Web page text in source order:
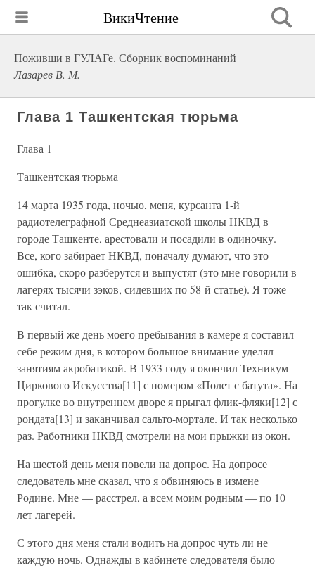
ВикиЧтение
Поживши в ГУЛАГе. Сборник воспоминаний
Лазарев В. М.
Глава 1 Ташкентская тюрьма
Глава 1
Ташкентская тюрьма
14 марта 1935 года, ночью, меня, курсанта 1-й
радиотелеграфной Среднеазиатской школы НКВД в
городе Ташкенте, арестовали и посадили в одиночку.
Все, кого забирает НКВД, поначалу думают, что это
ошибка, скоро разберутся и выпустят (это мне говорили в
лагерях тысячи зэков, сидевших по 58-й статье). Я тоже
так считал.
В первый же день моего пребывания в камере я составил
себе режим дня, в котором большое внимание уделял
занятиям акробатикой. В 1933 году я окончил Техникум
Циркового Искусства[11] с номером «Полет с батута». На
прогулке во внутреннем дворе я прыгал флик-фляки[12] с
рондата[13] и заканчивал сальто-мортале. И так несколько
раз. Работники НКВД смотрели на мои прыжки из окон.
На шестой день меня повели на допрос. На допросе
следователь мне сказал, что я обвиняюсь в измене
Родине. Мне — расстрел, а всем моим родным — по 10
лет лагерей.
С этого дня меня стали водить на допрос чуть ли не
каждую ночь. Однажды в кабинете следователя было